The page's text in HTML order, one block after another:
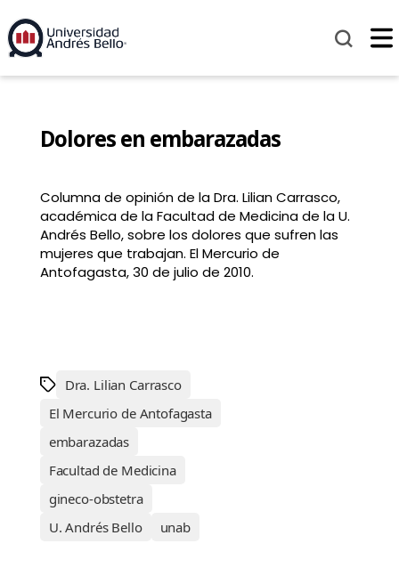
Dolores en embarazadas
Columna de opinión de la Dra. Lilian Carrasco,
académica de la Facultad de Medicina de la U.
Andrés Bello, sobre los dolores que sufren las
mujeres que trabajan. El Mercurio de
Antofagasta, 30 de julio de 2010.
Dra. Lilian Carrasco
El Mercurio de Antofagasta
embarazadas
Facultad de Medicina
gineco-obstetra
U. Andrés Bello
unab